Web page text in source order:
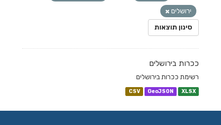
ירושלים
סינון תוצאות
ככרות בירושלים
רשימת ככרות בירושלים
CSV GeoJSON XLSX